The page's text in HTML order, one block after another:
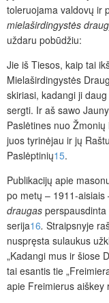
toleruojama valdovų ir
mielaširdingystės
uždaru pobūdžiu:
Jie iš Tiesos, kaip tai
Mielaširdingystės
skiriasi, kadangi ji
sergti. Ir aš sawo
Paslėtines nuo
juos tyrinėjau ir jų
Paslėptinių15.
Publikacijų apie
po metų – 1911-aisiais
draugas
serija16. Straipsnyje
nuspręsta sulaukus
„Kadangi mus ir šiose
tai esantis tie
apie Freimierus aiškey